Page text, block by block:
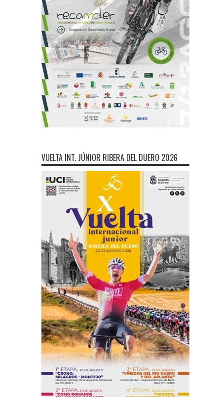
VUELTA INT. JÚNIOR RIBERA DEL DUERO 2026